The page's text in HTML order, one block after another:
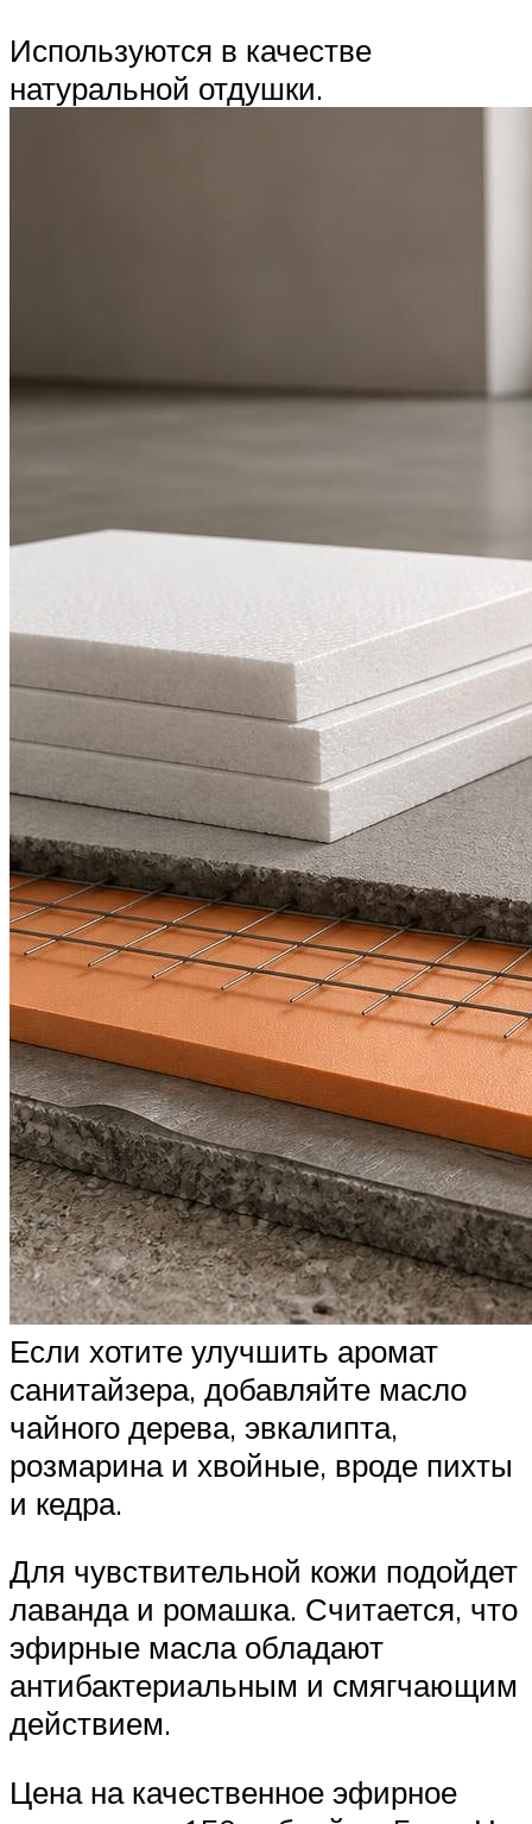
Используются в качестве
натуральной отдушки.
Если хотите улучшить аромат
санитайзера, добавляйте масло
чайного дерева, эвкалипта,
розмарина и хвойные, вроде пихты
и кедра.
Для чувствительной кожи подойдет
лаванда и ромашка. Считается, что
эфирные масла обладают
антибактериальным и смягчающим
действием.
Цена на качественное эфирное